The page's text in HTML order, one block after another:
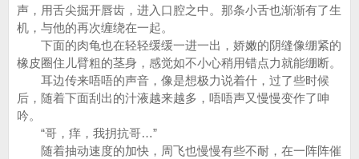
声，用舌尖掘开唇齿，进入口腔之中。那条小舌也渐渐有了生
机，与他的再次缠绕在一起。
下面的肉龟也在轻轻缓缓一进一出，娇嫩的阴缝像绷紧的
橡皮圈住儿臂粗的茎身，感觉如不小心稍用错点力就能绷断。
耳边传来唔唔的声音，像是想极力说着什，过了些时候
后，随着下面刮出的汁液越来越多，唔唔声又慢慢变作了呻
吟。
“哥，痒，我抈抗哥…”
随着抽动速度的加快，周飞也慢慢有些不耐，在一阵阵催